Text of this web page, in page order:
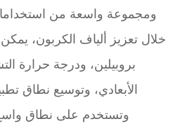
ومجموعة واسعة من
خلال تعزيز ألياف الكربون،
بروبيلين، ودرجة حرارة
الأبعادي، وتوسيع نطاق
وتستخدم على نطاق